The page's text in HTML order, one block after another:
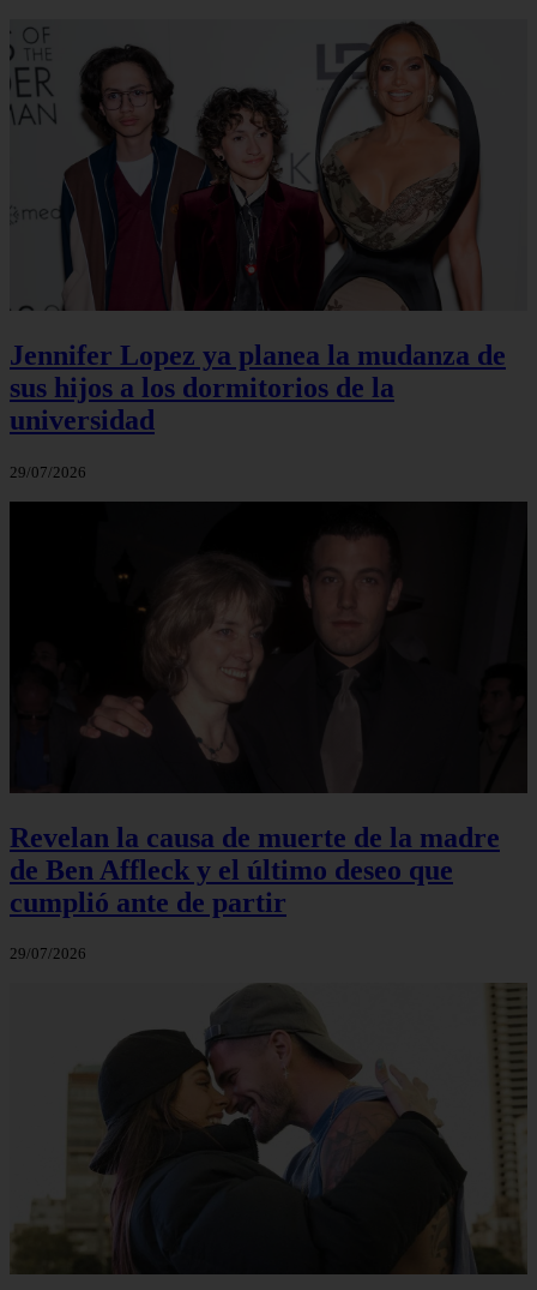
Jennifer Lopez ya planea la mudanza de
sus hijos a los dormitorios de la
universidad
29/07/2026
Revelan la causa de muerte de la madre
de Ben Affleck y el último deseo que
cumplió ante de partir
29/07/2026